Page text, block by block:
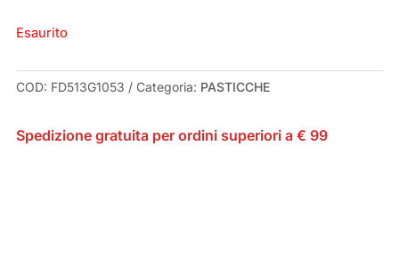
Esaurito
COD: FD513G1053 Categoria: PASTICCHE
Spedizione gratuita per ordini superiori a € 99